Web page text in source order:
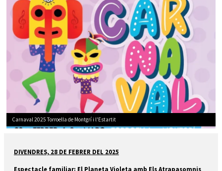
Carnaval 2025 Torroella de Montgrí i l'Estartit
DIVENDRES, 28 DE FEBRER DEL 2025
Espectacle familiar: El Planeta Violeta amb Els Atrapasomnis